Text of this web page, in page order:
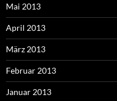
Mai 2013
April 2013
März 2013
Februar 2013
Januar 2013